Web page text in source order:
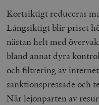
Kortsiktigt reduceras
Långsiktigt blir priset
nästan helt med
bland annat dyra
och filtrering av
sanktionspressade och
När lejonparten av